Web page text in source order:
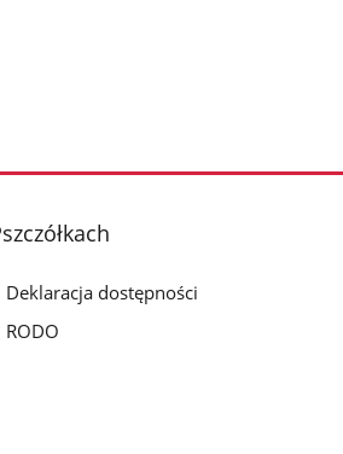
Deklaracja dostępności
RODO